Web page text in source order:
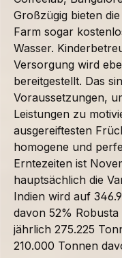
Großzügig bieten
Farm sogar
Wasser.
Versorgung wird
bereitgestellt. Das
Voraussetzungen,
Leistungen zu
ausgereiftesten
homogene und
Erntezeiten ist
hauptsächlich die
Indien wird auf
davon 52%
jährlich 275.225
210.000 Tonnen